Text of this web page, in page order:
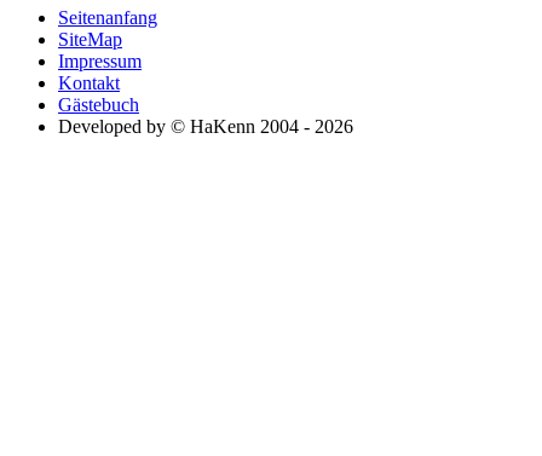
Seitenanfang
SiteMap
Impressum
Kontakt
Gästebuch
Developed by © HaKenn 2004 - 2026